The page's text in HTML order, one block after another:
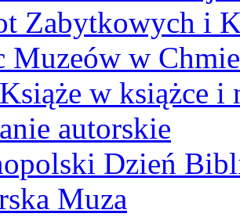
Zabytkowych i
Muzeów w
w książce i
autorskie
Dzień
Muza